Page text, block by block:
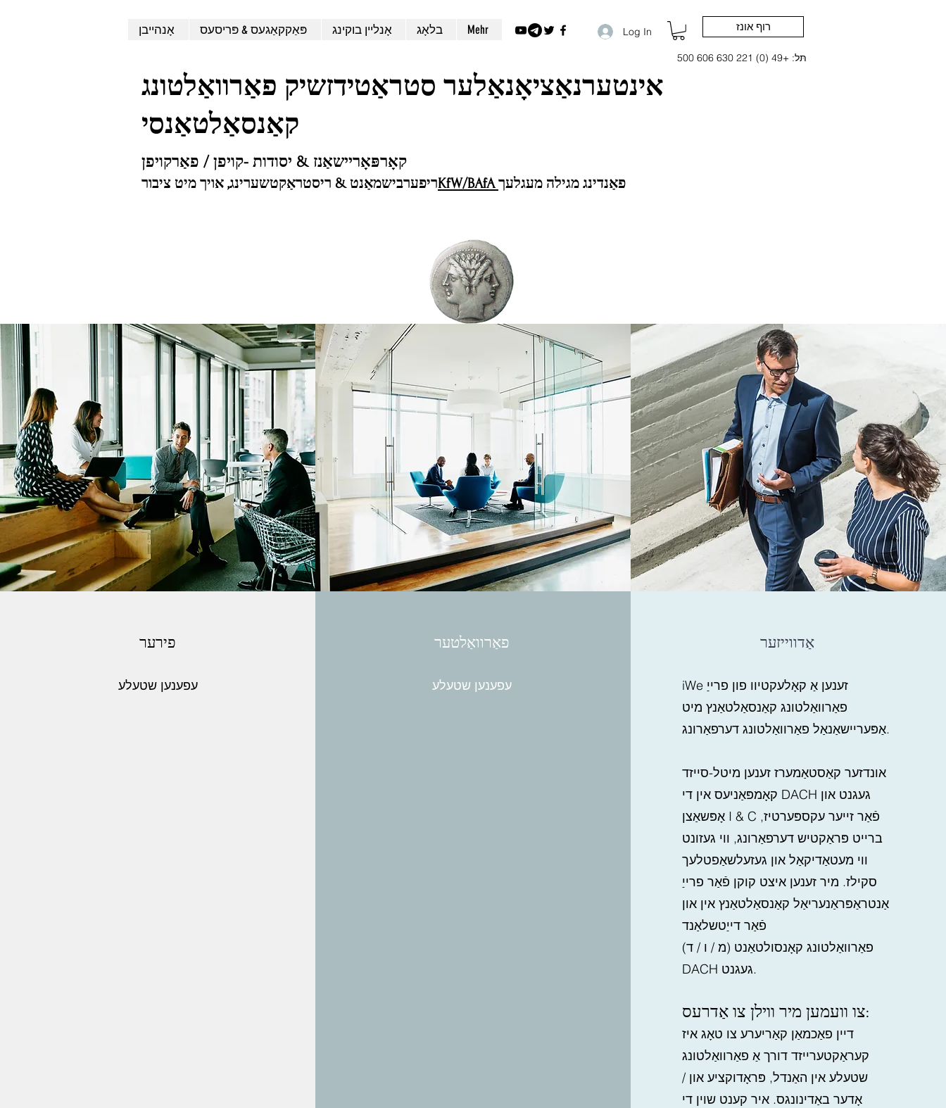
אָנהייבן פּאַקקאַגעס & פּריסעס אָנליין בוקינג בלאָג Mehr Log In רוף אונז
תּל: +49 (0) 221 630 606 500
אינטערנאַציאָנאַלער סטראַטידזשיק פאַרוואַלטונג
קאַנסאַלטאַנסי
קאָרפּאָריישאַנז & יסודות -קויפן / פאַרקויפן
ריפערבישמאַנט & ריסטראַקטשערינג, אויך מיט ציבורKfW/BAfAפאַנדינג מגילה מעגלעך
פירער
עפענען שטעלע
פאַרוואַלטער
עפענען שטעלע
אַדווייזער
iWe זענען אַ קאָלעקטיוו פון פרייַ
פאַרוואַלטונג קאַנסאַלטאַנץ מיט
אַפּעריישאַנאַל פאַרוואַלטונג דערפאַרונג.
אונדזער קאַסטאַמערז זענען מיטל-סייזד
קאָמפּאַניעס אין די DACH געגנט און
אָפּשאַצן I & C פֿאַר זייער עקספּערטיז,
ברייט פּראַקטיש דערפאַרונג, ווי געזונט
ווי מעטאַדיקאַל און געזעלשאַפטלעך
סקילז. מיר זענען איצט קוקן פֿאַר פרייַ
אַנטראַפּראַנעריאַל קאַנסאַלטאַנץ אין און
פֿאַר דייַטשלאַנד
פאַרוואַלטונג קאָנסולטאַנט (מ / ו / ד)
DACH געגנט.
צו וועמען מיר ווילן צו אַדרעס:
דיין פאַכמאַן קאַריערע צו טאָג איז
קעראַקטערייזד דורך אַ פאַרוואַלטונג
שטעלע אין האַנדל, פּראָדוקציע און /
אָדער באַדינונגס. איר קענט שוין די